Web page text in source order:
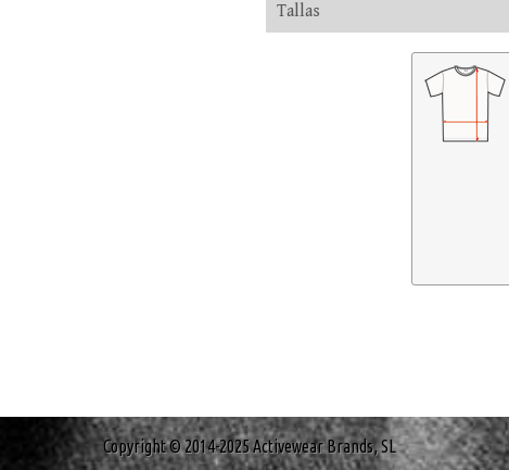
Tallas
Copyright © 2014-2025 Activewear Brands, SL